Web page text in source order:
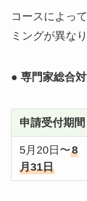
コースによっ
ミングが異なり
● 専門家総合
申請受付期間
5月20日〜8
月31日